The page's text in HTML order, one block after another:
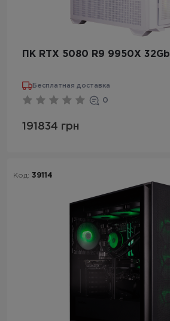
ПК RTX 5080 R9 9950X 32Gb
Бесплатная доставка
0
191834 грн
Код: 39114